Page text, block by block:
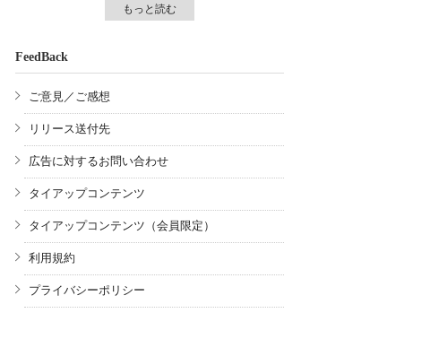
もっと読む
FeedBack
ご意見／ご感想
リリース送付先
広告に対するお問い合わせ
タイアップコンテンツ
タイアップコンテンツ（会員限定）
利用規約
プライバシーポリシー